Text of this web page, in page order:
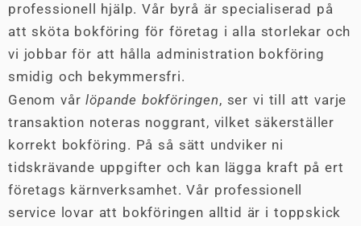
professionell hjälp. Vår byrå är specialiserad på
att sköta bokföring för företag i alla storlekar och
vi jobbar för att hålla administration bokföring
smidig och bekymmersfri.
Genom vårlöpande bokföringen, ser vi till att varje
transaktion noteras noggrant, vilket säkerställer
korrekt bokföring. På så sätt undviker ni
tidskrävande uppgifter och kan lägga kraft på ert
företags kärnverksamhet. Vår professionell
service lovar att bokföringen alltid är i toppskick